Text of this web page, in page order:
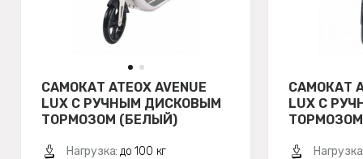
САМОКАТ ATEOX AVENUE
LUX С РУЧНЫМ ДИСКОВЫМ
ТОРМОЗОМ (БЕЛЫЙ)
Нагрузка: до 100 кг
САМОКАТ
LUX С